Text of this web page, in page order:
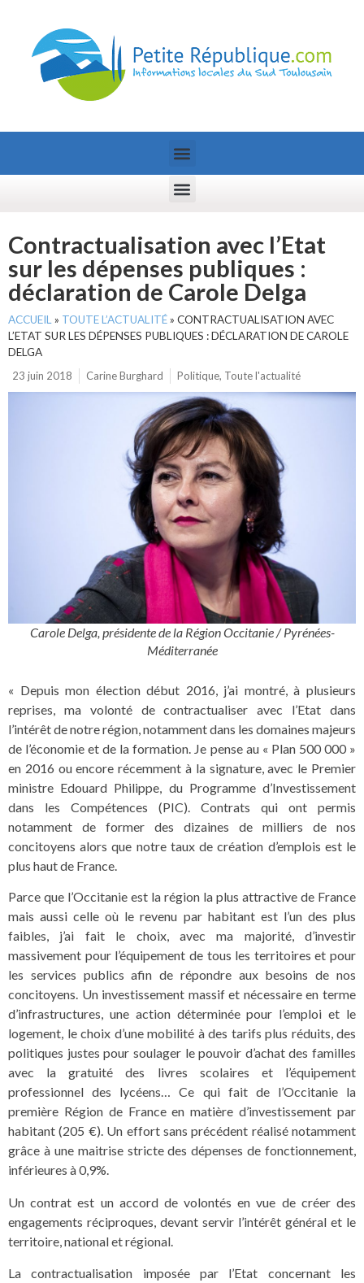
Contractualisation avec l’Etat
sur les dépenses publiques :
déclaration de Carole Delga
ACCUEIL » TOUTE L’ACTUALITÉ» CONTRACTUALISATION AVEC
L’ETAT SUR LES DÉPENSES PUBLIQUES : DÉCLARATION DE CAROLE
DELGA
23 juin 2018
Carine Burghard Politique, Toute l'actualité
Carole Delga, présidente de la Région Occitanie / Pyrénées-
Méditerranée
« Depuis mon élection début 2016, j’ai montré, à plusieurs
reprises, ma volonté de contractualiser avec l’Etat dans
l’intérêt de notre région, notamment dans les domaines majeurs
de l’économie et de la formation. Je pense au « Plan 500 000 »
en 2016 ou encore récemment à la signature, avec le Premier
ministre Edouard Philippe, du Programme d’Investissement
dans les Compétences (PIC). Contrats qui ont permis
notamment de former des dizaines de milliers de nos
concitoyens alors que notre taux de création d’emplois est le
plus haut de France.
Parce que l’Occitanie est la région la plus attractive de France
mais aussi celle où le revenu par habitant est l’un des plus
faibles, j’ai fait le choix, avec ma majorité, d’investir
massivement pour l’équipement de tous les territoires et pour
les services publics afin de répondre aux besoins de nos
concitoyens. Un investissement massif et nécessaire en terme
d’infrastructures, une action déterminée pour l’emploi et le
logement, le choix d’une mobilité à des tarifs plus réduits, des
politiques justes pour soulager le pouvoir d’achat des familles
avec la gratuité des livres scolaires et l’équipement
professionnel des lycéens… Ce qui fait de l’Occitanie la
première Région de France en matière d’investissement par
habitant (205 €). Un effort sans précédent réalisé notamment
grâce à une maitrise stricte des dépenses de fonctionnement,
inférieures à 0,9%.
Un contrat est un accord de volontés en vue de créer des
engagements réciproques, devant servir l’intérêt général et le
territoire, national et régional.
La contractualisation imposée par l’Etat concernant les